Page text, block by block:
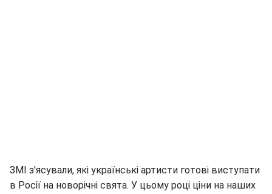
ЗМІ з'ясували, які українські артисти готові виступати
в Росії на новорічні свята. У цьому році ціни на наших